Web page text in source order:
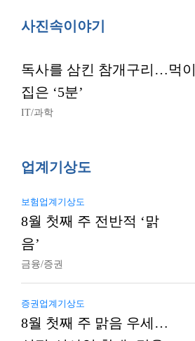
사진속이야기
독사를 삼킨 참개구리…먹
집은 ‘5분’
IT/과학
업계기상도
보험업계기상도
8월 첫째 주 전반적 ‘맑
음’
금융/증권
증권업계기상도
8월 첫째 주 맑음 우세…